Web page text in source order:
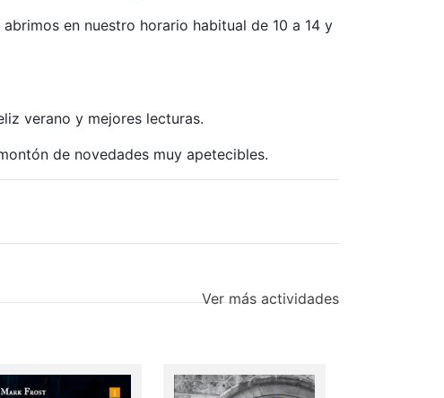
en nuestro horario habitual de 10 a 14 y
verano y mejores lecturas.
de novedades muy apetecibles.
Ver más actividades